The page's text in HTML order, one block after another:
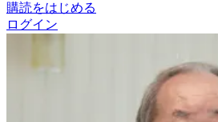
購読をはじめる
ログイン